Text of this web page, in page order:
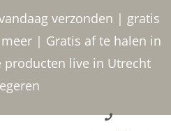
verzonden | gratis
| Gratis af te halen in
live in Utrecht
030 2400000